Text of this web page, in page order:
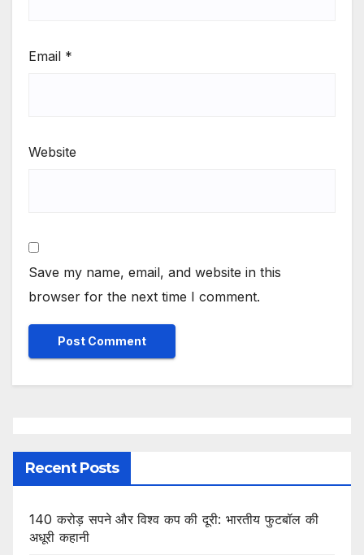
Email *
Website
Save my name, email, and website in this
browser for the next time I comment.
Recent Posts
140 करोड़ सपने और विश्व कप की दूरी: भारतीय फुटबॉल की
अधूरी कहानी